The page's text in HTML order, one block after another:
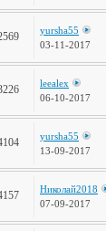
yursha55
03-11-2017
leealex
06-10-2017
yursha55
13-09-2017
Николай2018
07-09-2017